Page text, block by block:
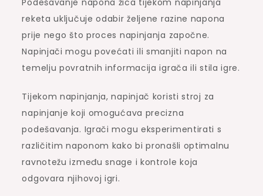
reketa uključuje odabir željene razine napona
prije nego što proces napinjanja započne.
Napinjači mogu povećati ili smanjiti napon na
temelju povratnih informacija igrača ili stila igre.
Tijekom napinjanja, napinjač koristi stroj za
napinjanje koji omogućava precizna
podešavanja. Igrači mogu eksperimentirati s
različitim naponom kako bi pronašli optimalnu
ravnotežu između snage i kontrole koja
odgovara njihovoj igri.